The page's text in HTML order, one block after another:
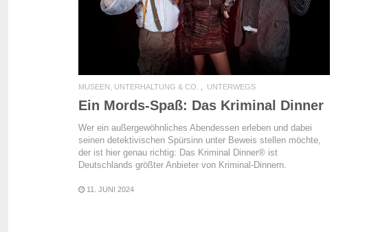
MUSEEN, UNTERHALTUNG & CO. UNTERWEGS
Ein Mords-Spaß: Das Kriminal Dinner
Wer ein außergewöhnliches Abendessen erleben und dabei
seinen detektivischen Spürsinn unter Beweis stellen möchte,
der ist hier genau richtig: Das Kriminal Dinner® ist
Deutschlands größter Anbieter von Kriminal-Dinnern.
11. JUNI 2024